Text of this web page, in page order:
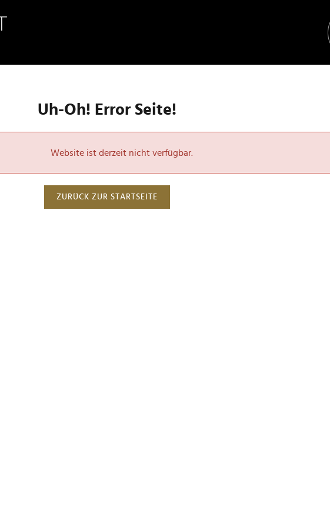
Uh-Oh! Error Seite!
Website ist derzeit nicht verfügbar.
ZURÜCK ZUR STARTSEITE